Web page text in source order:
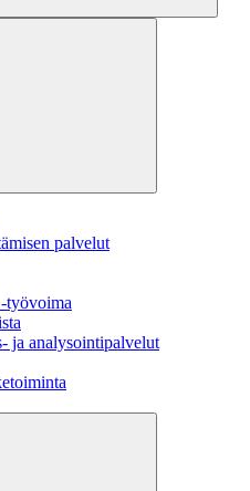
palvelut
työvoima
ja analysointipalvelut